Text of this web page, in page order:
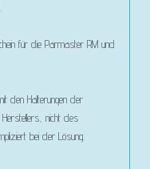
für die Parmaster RM und
den Halterungen der
nicht des
bei der Lösung.